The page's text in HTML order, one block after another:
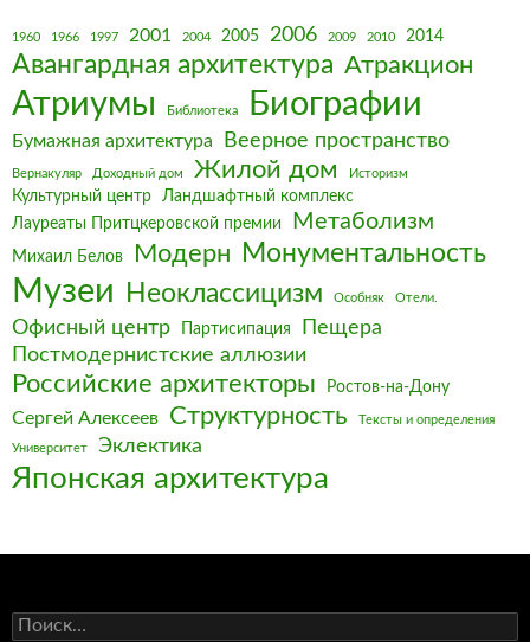
1960 1966 1997 2001 2004 2005 2006 2009 2010 2014
Авангардная архитектура Атракцион
Атриумы Библиотека Биографии
Бумажная архитектура Веерное пространство
Вернакуляр Доходный дом Жилой дом Историзм
Культурный центр
Ландшафтный комплекс
Лауреаты Притцкеровской премии
Метаболизм
Михаил Белов Модерн Монументальность
Музеи Неоклассицизм Особняк Отели.
Офисный центр Партисипация
Пещера
Постмодернистские аллюзии
Российские архитекторы Ростов-на-Дону
Сергей Алексеев Структурность Тексты и определения
Университет Эклектика
Японская архитектура
Найти: